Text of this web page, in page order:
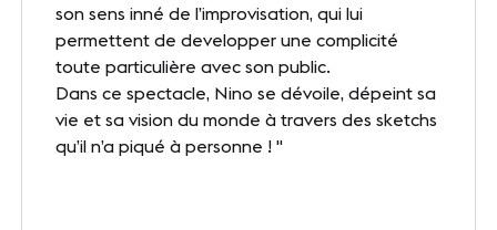
ACTUALITÉS
Nos dernières actus
Agenda
Presse
son sens inné de l’improvisation, qui lui
permettent de developper une complicité
toute particulière avec son public.
Dans ce spectacle, Nino se dévoile, dépeint sa
vie et sa vision du monde à travers des sketchs
qu’il n’a piqué à personne ! "